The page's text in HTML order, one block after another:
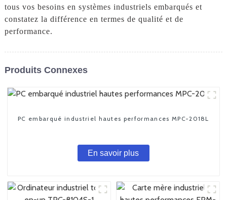
tous vos besoins en systèmes industriels embarqués et
constatez la différence en termes de qualité et de
performance.
Produits Connexes
PC embarqué industriel hautes performances MPC-2018L
En savoir plus